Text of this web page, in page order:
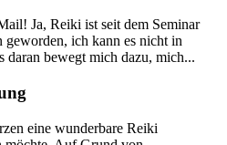
Ja, Reiki ist seit dem Seminar
ich kann es nicht in
daran bewegt mich dazu, mich...
eine wunderbare Reiki